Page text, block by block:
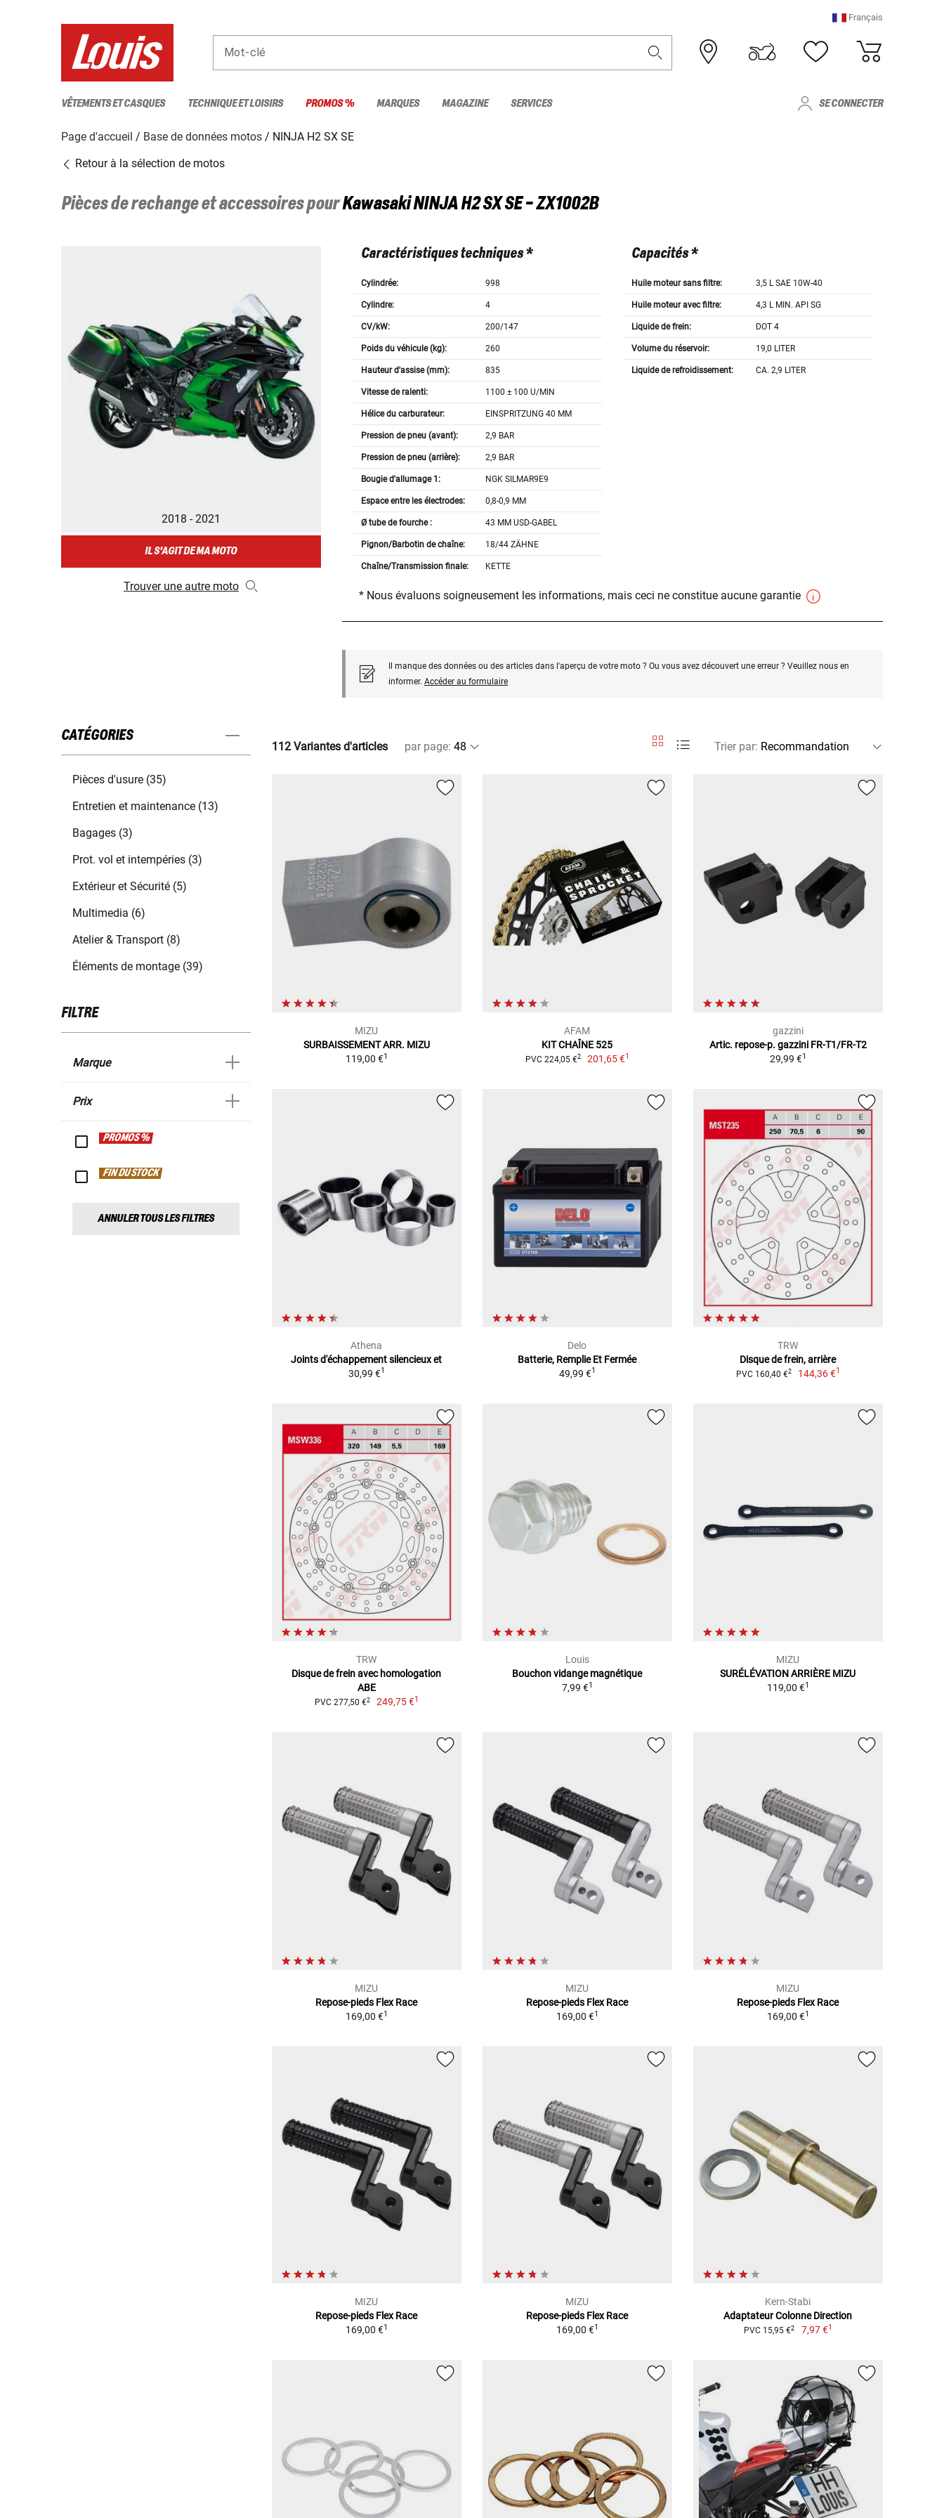
Français
Mot-clé
VÊTEMENTS ET CASQUES TECHNIQUE ET LOISIRS PROMOS % MARQUES MAGAZINE SERVICES SE CONNECTER
Page d'accueil Base de données motos
NINJA H2 SX SE
Retour à la sélection de motos
Pièces de rechange et accessoires pourKawasakiNINJA H2 SX SE - ZX1002B
2018 - 2021
IL S'AGIT DE MA MOTO
Trouver une autre moto
Caractéristiques techniques *
Cylindrée: 998
Cylindre: 4
CV/kW: 200/147
Poids du véhicule (kg): 260
Hauteur d'assise (mm): 835
Vitesse de ralenti: 1100 ± 100 U/MIN
Hélice du carburateur: EINSPRITZUNG 40 MM
Pression de pneu (avant): 2,9 BAR
Pression de pneu (arrière): 2,9 BAR
Bougie d'allumage 1: NGK SILMAR9E9
Espace entre les électrodes: 0,8-0,9 MM
Ø tube de fourche : 43 MM USD-GABEL
Pignon/Barbotin de chaîne: 18/44 ZÄHNE
Chaîne/Transmission finale: KETTE
Capacités *
Huile moteur sans filtre: 3,5 L SAE 10W-40
Huile moteur avec filtre: 4,3 L MIN. API SG
Liquide de frein: DOT 4
Volume du réservoir: 19,0 LITER
Liquide de refroidissement: CA. 2,9 LITER
* Nous évaluons soigneusement les informations, mais ceci ne constitue aucune garantie
Il manque des données ou des articles dans l'aperçu de votre moto ? Ou vous avez découvert une erreur ? Veuillez nous en
informer. Accéder au formulaire
CATÉGORIES
Pièces d'usure (35)
Entretien et maintenance (13)
Bagages (3)
Prot. vol et intempéries (3)
Extérieur et Sécurité (5)
Multimedia (6)
Atelier & Transport (8)
Éléments de montage (39)
FILTRE
Marque
Prix
PROMOS %
FIN DU STOCK
ANNULER TOUS LES FILTRES
112 Variantes d'articles par page: Trier par:
MIZU
SURBAISSEMENT ARR. MIZU
119,00 €1
AFAM
KIT CHAÎNE 525
PVC 224,05 €2 201,65 €1
gazzini
Artic. repose-p. gazzini FR-T1/FR-T2
29,99 €1
Athena
Joints d'échappement silencieux et
30,99 €1
Delo
Batterie, Remplie Et Fermée
49,99 €1
TRW
Disque de frein, arrière
PVC 160,40 €2 144,36 €1
TRW
Disque de frein avec homologation
ABE
PVC 277,50 €2 249,75 €1
Louis
Bouchon vidange magnétique
7,99 €1
MIZU
SURÉLÉVATION ARRIÈRE MIZU
119,00 €1
MIZU
Repose-pieds Flex Race
169,00 €1
MIZU
Repose-pieds Flex Race
169,00 €1
MIZU
Repose-pieds Flex Race
169,00 €1
MIZU
Repose-pieds Flex Race
169,00 €1
MIZU
Repose-pieds Flex Race
169,00 €1
Kern-Stabi
Adaptateur Colonne Direction
PVC 15,95 €2 7,97 €1